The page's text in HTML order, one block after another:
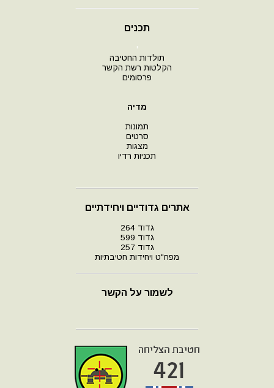
תכנים
י
תולדות החטיבה
הקלטות רשת הקשר
פרסומים
מדיה
תמונות
סרטים
מצגות
תכניות רדיו
אתרים גדודיים ויחידתיים
גדוד 264
גדוד 599
גדוד 257
מפח"ט ויחידות חטיבתיות
לשמור על הקשר